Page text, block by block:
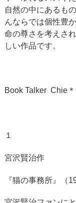
自然の中にあるも
んならでは個性豊
命の尊さを考えさ
しい作品です。
Book Talker Chie＊
１
宮沢賢治作
『猫の事務所』（